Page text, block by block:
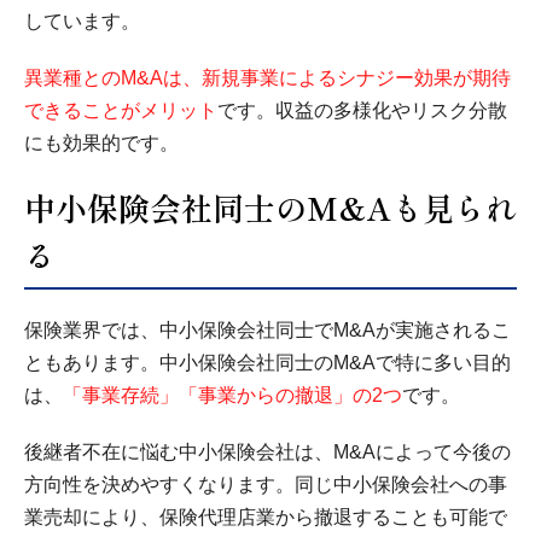
しています。
異業種とのM&Aは、新規事業によるシナジー効果が期待
できることがメリット です。収益の多様化やリスク分散
にも効果的です。
中小保険会社同士のM&Aも見られ
る
保険業界では、中小保険会社同士でM&Aが実施されるこ
ともあります。中小保険会社同士のM&Aで特に多い目的
は、
「事業存続」「事業からの撤退」の2つです。
後継者不在に悩む中小保険会社は、M&Aによって今後の
方向性を決めやすくなります。同じ中小保険会社への事
業売却により、保険代理店業から撤退することも可能で